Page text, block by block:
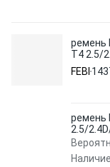
ремень
T4 2.5/
FEBI
ремень
2.5/
Наличие